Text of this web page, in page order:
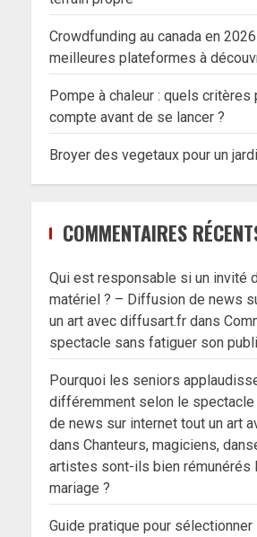
Crowdfunding au canada en
meilleures plateformes à
Pompe à chaleur : quels critères
compte avant de se lancer ?
Broyer des vegetaux pour un
COMMENTAIRES
Qui est responsable si un invité
matériel ? – Diffusion de news
un art avec diffusart.fr dans
spectacle sans fatiguer son
Pourquoi les seniors
différemment selon le
de news sur internet tout un art
dansChanteurs, magiciens,
artistes sont-ils bien rémunérés
mariage ?
Guide pratique pour sélectionner